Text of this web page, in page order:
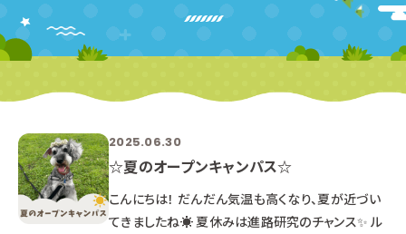
2025.06.30
☆夏のオープンキャンパス☆
こんにちは！ だんだん気温も高くなり、夏が近づい
てきましたね☀ 夏休みは進路研究のチャンス✨ ル